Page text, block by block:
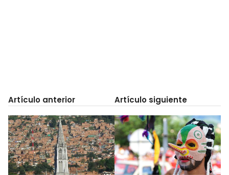
Artículo anterior Artículo siguiente